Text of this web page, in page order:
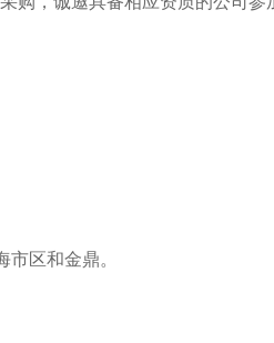
区和金鼎。